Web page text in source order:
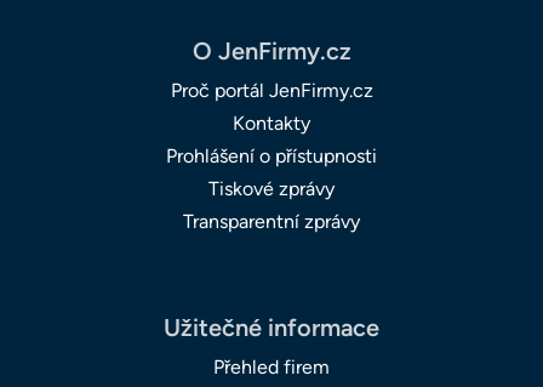
O JenFirmy.cz
Proč portál JenFirmy.cz
Kontakty
Prohlášení o přístupnosti
Tiskové zprávy
Transparentní zprávy
Užitečné informace
Přehled firem